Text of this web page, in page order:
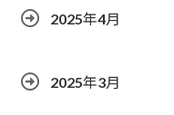
2025年4月
2025年3月